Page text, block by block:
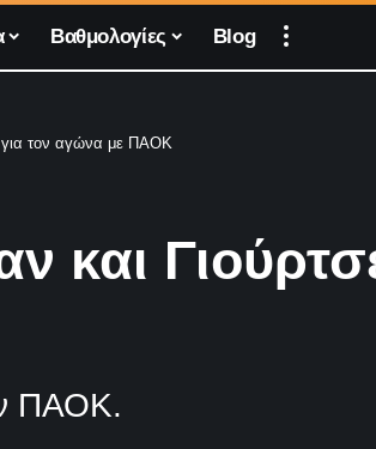
Βαθμολογίες Blog
για τον αγώνα με ΠΑΟΚ
και
ΠΑΟΚ.